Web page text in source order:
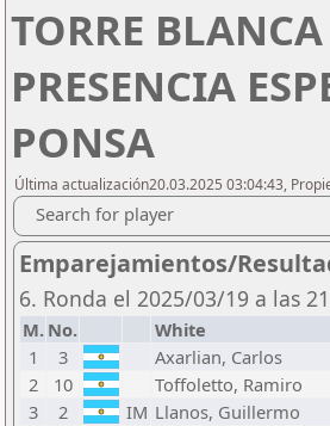
TORRE
PRESENCIA
PONSA
Última actualización20.03.2025 03:04:43,
Search for player
Emparejamientos/
6. Ronda el 2025/03/19 a las
M. No. White
1
3 Axarlian, Carlos
2
10 Toffoletto, Ramiro
3
2 IM Llanos, Guillermo